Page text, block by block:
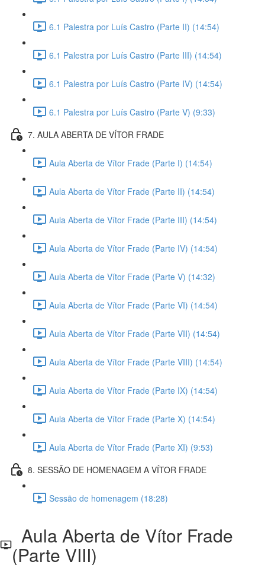
6.1 Palestra por Luís Castro (Parte II) (14:54)
6.1 Palestra por Luís Castro (Parte III) (14:54)
6.1 Palestra por Luís Castro (Parte IV) (14:54)
6.1 Palestra por Luís Castro (Parte V) (9:33)
7. AULA ABERTA DE VÍTOR FRADE
Aula Aberta de Vítor Frade (Parte I) (14:54)
Aula Aberta de Vítor Frade (Parte II) (14:54)
Aula Aberta de Vítor Frade (Parte III) (14:54)
Aula Aberta de Vítor Frade (Parte IV) (14:54)
Aula Aberta de Vítor Frade (Parte V) (14:32)
Aula Aberta de Vítor Frade (Parte VI) (14:54)
Aula Aberta de Vítor Frade (Parte VII) (14:54)
Aula Aberta de Vítor Frade (Parte VIII) (14:54)
Aula Aberta de Vítor Frade (Parte IX) (14:54)
Aula Aberta de Vítor Frade (Parte X) (14:54)
Aula Aberta de Vítor Frade (Parte XI) (9:53)
8. SESSÃO DE HOMENAGEM A VÍTOR FRADE
Sessão de homenagem (18:28)
Aula Aberta de Vítor Frade
(Parte VIII)